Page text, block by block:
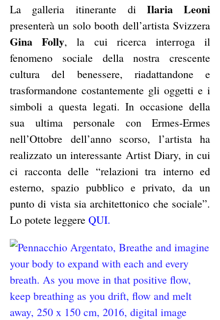
La galleria itinerante di Ilaria Leoni
presenterà un solo booth dell’artista Svizzera
Gina Folly, la cui ricerca interroga il
fenomeno sociale della nostra crescente
cultura del benessere, riadattandone e
trasformandone costantemente gli oggetti e i
simboli a questa legati. In occasione della
sua ultima personale con Ermes-Ermes
nell’Ottobre dell’anno scorso, l’artista ha
realizzato un interessante Artist Diary, in cui
ci racconta delle “relazioni tra interno ed
esterno, spazio pubblico e privato, da un
punto di vista sia architettonico che sociale”.
Lo potete leggere QUI.